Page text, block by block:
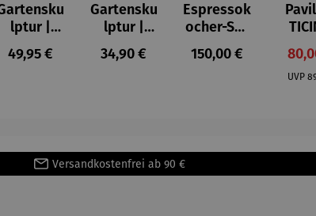
lptur |
Kunststei
n | Flower
Regulärer Preis:
49,95 €
Gartensku
lptur |
Kunststei
n | Prinz
Regulärer Preis:
34,90 €
Espressok
ocher-Set
7-tlg. |
Limited
Regulärer Preis:
150,00 €
UVP
Versandkostenfrei ab 90 €